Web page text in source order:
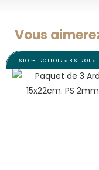
Vous
STOP-TROTTOIR « BISTROT »